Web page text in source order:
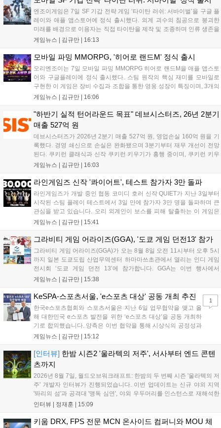
엔조이게임은 7일 SF 기갑 전략 게임 ‘타이탄 러쉬: 서바이벌’을 구글 플
레이와 애플 앱스토어에 정식 출시했다. 외계 괴수의 침공으로 붕괴한
미래를 배경으로 이용자는 직접 타이탄을 제작 및 조종하며 인류 생존을
위한 전투를 펼친다. 지휘관 모집, 피난처 운영, 연맹 협동 콘텐츠가 특징
지원 보상을 제공한다. 상세 내용은 공식 커뮤니티에서 확인 가능하다....
게임뉴스 | 김규만 | 16:13
모바일 파밍 MMORPG, '히어로 랜드M' 정식 출시
오리엔조이는 7일 모바일 파밍 MMORPG 히어로 랜드M을 애플 앱스토
어와 구글플레이에 정식 출시했다. 스팀 원작의 핵심 재미를 모바일로
구현한 이 게임은 장비 수집과 조합을 통한 영웅 성장이 특징이며, 3개의
무기 스킬을 활용한 전략적 전투와 길드전 등 다양한 콘텐츠를 제공한
혜택을 지급하며, 상세 내용은 공식 라운지에서 확인할 수 있다. 이용자
는 게임 접속 및 주요 콘텐츠 플레이를 통해 성장을 지원받을 수 있다....
게임뉴스 | 김규만 | 16:06
"하반기 실적 턴어라운드 목표" 데브시스터즈, 26년 2분기
매출 527억 원
데브시스터즈가 2026년 2분기 매출 527억 원, 영업손실 160억 원을 기
록했다. 경영 쇄신으로 손실은 완화됐으며 3분기부터 재무 개선이 전망
된다. 쿠키런 클래식과 신작 쿠키런 키우기가 흥행 중이며, 쿠키런 키우
기는 13일 첫 업데이트를 시작으로 2주 간격의 콘텐츠를 제공한다. 또한
이다. 회사는 비용 효율화와 신작 흥행을 통해 하반기 실적 턴어라운드
게임뉴스 | 김규만 | 16:03
라인게임즈 신작 '콰이어트', 테스트 참가자 3만 돌파
라인게임즈가 개발 중인 협동 코미디 호러 신작 QUIET가 지난 3일부터
시작된 스팀 플레이 테스트에서 3일 만에 참가자 3만 명을 돌파하며 큰
관심을 받고 있습니다. 오리 외계인이 보스를 피해 탈출하는 이 게임은
최대 4인 협동을 지원하며, 소음 관리와 물리 법칙을 활용한 전략적 플레
을 개선 중이며, 상세 정보는 스팀 페이지에서 확인 가능합니다....
게임뉴스 | 김규만 | 15:41
그라비티 게임 어라이즈(GGA), '도쿄 게임 던전13' 참가
그라비티 게임 어라이즈(GGA)가 오는 8월 8일 오전 11시부터 오후 5시
까지 일본 도쿄도립 산업무역센터 하마마쓰초관에서 열리는 인디 게임
전시회 ‘도쿄 게임 던전 13’에 참가합니다. GGA는 이번 행사에서
‘JALECO ARCADE COLLECTION’ 시리즈의 미공개 작품 12종을 최초
입니다. 시연 참여 관람객에게는 선착순으로 특별 굿즈를 증정하며, 인
게임뉴스 | 김규만 | 15:38
KeSPA-스포츠서울, 'e스포츠 대상' 공동 개최 추진
한국e스포츠협회와 스포츠서울은 지난 6일 업무협약을 맺고 올
해 대한민국 e스포츠 발전을 위한 ‘e스포츠 대상’을 공동 개최하
기로 합의했습니다. 양측은 이번 협약을 통해 시상식의 공정성과
전문성을 강화하고 MZ세대를 겨냥한 미디어 영향력을 확대해 e
김영만 회장은 10년 만에 재추진되는 이번 시상식이 e스포츠의
성과와 가치를 널리 알리는 권위 있는 행사가 되도록 노력하겠다
고 밝혔습니다....
게임뉴스 | 김규만 | 15:12
1
[인터뷰] 한밤 시즌2 '울라텍의 저주', 서사부터 엔드 콘텐
츠까지
2026년 8월 7일, 월드오브워크래프트: 한밤의 두 번째 시즌 '울라텍의 저
주' 개발자 인터뷰가 진행되었습니다. 이번 업데이트는 신규 야외 지역
'똬리의 섬'과 공격대 '맹독 심연', 야외 우두머리를 인스턴스로 재해석한
'소굴'을 포함합니다. 개발진은 하우징 시스템 개선 및 신화+ 던전 로테이
를 표했습니다....
인터뷰 | 정재훈 | 15:09
키움 DRX, FPS 전문 MCN 온사이드 컴퍼니와 MOU 체